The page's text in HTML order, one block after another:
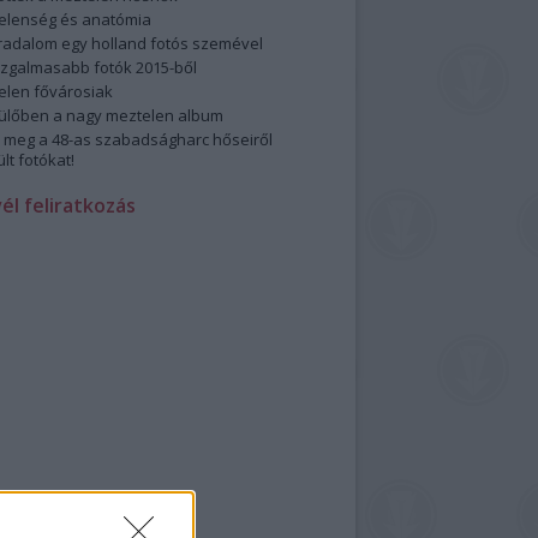
és anatómia
egy holland fotós szemével
fotók 2015-ből
fővárosiak
a nagy meztelen album
meg a 48-as szabadságharc hőseiről
fotókat!
feliratkozás